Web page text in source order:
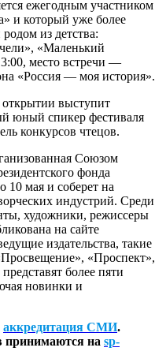
ежегодным участником
и который уже более
из детства:
«Маленький
место встречи —
«Россия — моя история».
выступит
юный спикер фестиваля
конкурсов чтецов.
Союзом
фонда
10 мая и соберет на
индустрий. Среди
художники, режиссеры
на сайте
издательства, такие
«Проспект»,
более пяти
новинки и
аккредитация СМИ.
принимаются на sp-